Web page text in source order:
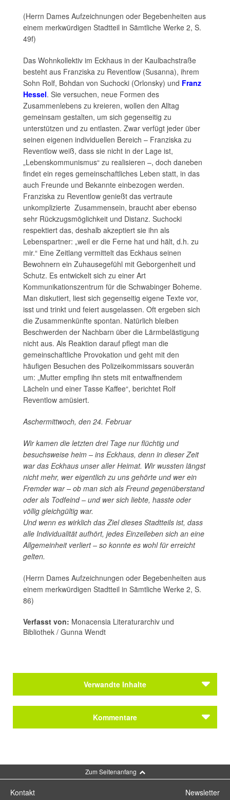
(Herrn Dames Aufzeichnungen oder Begebenheiten aus
einem merkwürdigen Stadtteil in Sämtliche Werke 2, S.
49f)
Das Wohnkollektiv im Eckhaus in der Kaulbachstraße
besteht aus Franziska zu Reventlow (Susanna), ihrem
Sohn Rolf, Bohdan von Suchocki (Orlonsky) und Franz
Hessel. Sie versuchen, neue Formen des
Zusammenlebens zu kreieren, wollen den Alltag
gemeinsam gestalten, um sich gegenseitig zu
unterstützen und zu entlasten. Zwar verfügt jeder über
seinen eigenen individuellen Bereich – Franziska zu
Reventlow weiß, dass sie nicht in der Lage ist,
„Lebenskommunismus“ zu realisieren –, doch daneben
findet ein reges gemeinschaftliches Leben statt, in das
auch Freunde und Bekannte einbezogen werden.
Franziska zu Reventlow genießt das vertraute
unkomplizierte Zusammensein, braucht aber ebenso
sehr Rückzugsmöglichkeit und Distanz. Suchocki
respektiert das, deshalb akzeptiert sie ihn als
Lebenspartner: „weil er die Ferne hat und hält, d.h. zu
mir.“ Eine Zeitlang vermittelt das Eckhaus seinen
Bewohnern ein Zuhausegefühl mit Geborgenheit und
Schutz. Es entwickelt sich zu einer Art
Kommunikationszentrum für die Schwabinger Boheme.
Man diskutiert, liest sich gegenseitig eigene Texte vor,
isst und trinkt und feiert ausgelassen. Oft ergeben sich
die Zusammenkünfte spontan. Natürlich bleiben
Beschwerden der Nachbarn über die Lärmbelästigung
nicht aus. Als Reaktion darauf pflegt man die
gemeinschaftliche Provokation und geht mit den
häufigen Besuchen des Polizeikommissars souverän
um: „Mutter empfing ihn stets mit entwaffnendem
Lächeln und einer Tasse Kaffee“, berichtet Rolf
Reventlow amüsiert.
Aschermittwoch, den 24. Februar
Wir kamen die letzten drei Tage nur flüchtig und
besuchsweise heim – ins Eckhaus, denn in dieser Zeit
war das Eckhaus unser aller Heimat. Wir wussten längst
nicht mehr, wer eigentlich zu uns gehörte und wer ein
Fremder war – ob man sich als Freund gegenüberstand
oder als Todfeind – und wer sich liebte, hasste oder
völlig gleichgültig war.
Und wenn es wirklich das Ziel dieses Stadtteils ist, dass
alle Individualität aufhört, jedes Einzelleben sich an eine
Allgemeinheit verliert – so konnte es wohl für erreicht
gelten.
(Herrn Dames Aufzeichnungen oder Begebenheiten aus
einem merkwürdigen Stadtteil in Sämtliche Werke 2, S.
86)
Verfasst von: Monacensia Literaturarchiv und
Bibliothek / Gunna Wendt
Verwandte Inhalte
Kaulbachstraße 63
Kommentare
Zum Seitenanfang
Kontakt Newsletter